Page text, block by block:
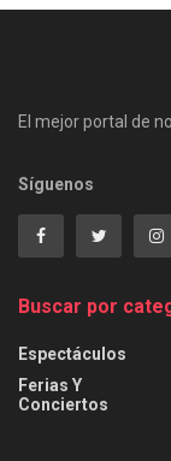
El mejor portal de
Síguenos
Buscar por
Espectáculos
Ferias Y
Conciertos